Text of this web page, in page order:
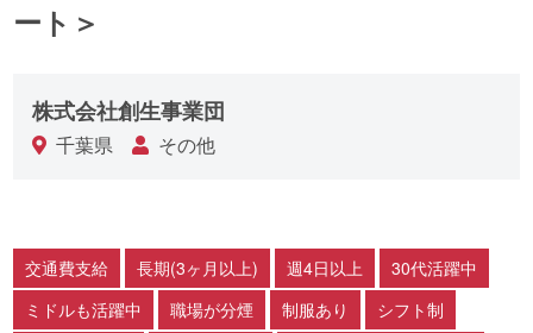
ート＞
株式会社創生事業団
千葉県 その他
交通費支給 長期(3ヶ月以上) 週4日以上
30代活躍中
ミドルも活躍中
職場が分煙 制服あり
シフト制